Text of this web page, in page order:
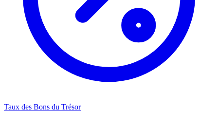
Taux des Bons du Trésor